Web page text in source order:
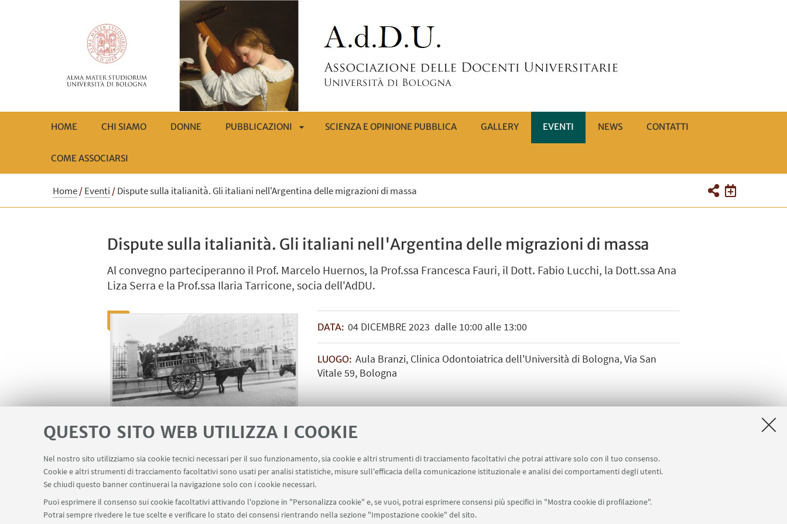
QUESTO SITO WEB UTILIZZA I COOKIE
Nel nostro sito utilizziamo sia cookie tecnici necessari per il suo funzionamento, sia cookie e altri strumenti di tracciamento facoltativi che potrai attivare solo con il tuo consenso.
Cookie e altri strumenti di tracciamento facoltativi sono usati per analisi statistiche, misure sull'efficacia della comunicazione istituzionale e analisi dei comportamenti degli utenti.
Se chiudi questo banner continuerai la navigazione solo con i cookie necessari.
Puoi esprimere il consenso sui cookie facoltativi attivando l'opzione in "Personalizza cookie" e, se vuoi, potrai esprimere consensi più specifici in "Mostra cookie di profilazione".
Potrai sempre rivedere le tue scelte e verificare lo stato dei consensi rientrando nella sezione "Impostazione cookie" del sito.
HOME CHI SIAMO DONNE PUBBLICAZIONI
SOTTOMENÙ
SCIENZA E OPINIONE PUBBLICA GALLERY EVENTI NEWS CONTATTI
COME ASSOCIARSI
Home/Eventi /Dispute sulla italianità. Gli italiani nell'Argentina delle migrazioni di massa
Dispute sulla italianità. Gli italiani nell'Argentina delle migrazioni di massa
Al convegno parteciperanno il Prof. Marcelo Huernos, la Prof.ssa Francesca Fauri, il Dott. Fabio Lucchi, la Dott.ssa Ana
Liza Serra e la Prof.ssa Ilaria Tarricone, socia dell'AdDU.
DATA: 04 DICEMBRE2023 dalle 10:00 alle 13:00
LUOGO: Aula Branzi, Clinica Odontoiatrica dell'Università di Bologna, Via San
Vitale 59, Bologna
IN EVIDENZA
Programma del convegno[ .pdf 370Kb ]